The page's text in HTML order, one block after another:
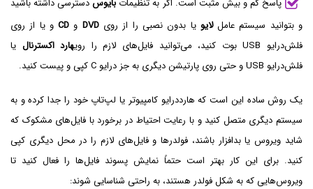
پاسخ کم و بیش مثبت است. اگر به تنظیمات بایوسدسترسی داشته باشید
و بتوانید سیستم عامللایو یا بدون نصبی را از رویDVD و CD‌و یا از روی
فلش‌درایو USB‌ بوت کنید، می‌توانید فایل‌های لازم را روی
هارد اکسترنال یا
فلش‌درایو USB و حتی روی پارتیشن دیگری به جز درایو C کپی و پیست کنید.
یک روش ساده این است که هارددرایو کامپیوتر یا لپ‌تاپ خود را جدا کرده و به
سیستم دیگری متصل کنید و با رعایت احتیاط در برخورد با فایل‌های مشکوک که
شاید ویروس یا بدافزار باشند، فولدرها و فایل‌های لازم را در محل دیگری کپی
کنید. برای این کار بهتر است حتماً نمایش پسوند فایل‌ها را فعال کنید تا
ویروس‌هایی که به شکل فولدر هستند، به راحتی شناسایی شوند: